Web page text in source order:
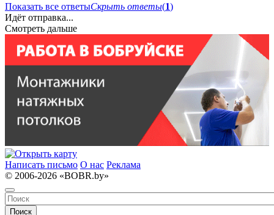
Показать все ответыСкрыть ответы(1)
Идёт отправка...
Смотреть дальше
Написать письмо О нас Реклама
© 2006-2026 «BOBR.by»
Поиск